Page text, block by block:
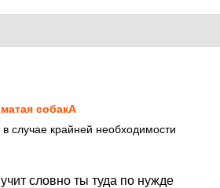
собакА
в случае крайней необходимости
словно ты туда по нужде